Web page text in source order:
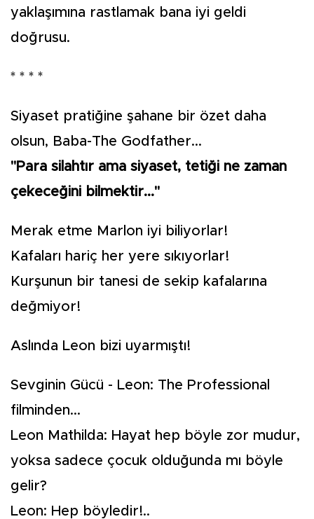
yaklaşımına rastlamak bana iyi geldi
doğrusu.
* * * *
Siyaset pratiğine şahane bir özet daha
olsun, Baba-The Godfather...
"Para silahtır ama siyaset, tetiği ne zaman
çekeceğini bilmektir..."
Merak etme Marlon iyi biliyorlar!
Kafaları hariç her yere sıkıyorlar!
Kurşunun bir tanesi de sekip kafalarına
değmiyor!
Aslında Leon bizi uyarmıştı!
Sevginin Gücü - Leon: The Professional
filminden...
Leon Mathilda: Hayat hep böyle zor mudur,
yoksa sadece çocuk olduğunda mı böyle
gelir?
Leon: Hep böyledir!..